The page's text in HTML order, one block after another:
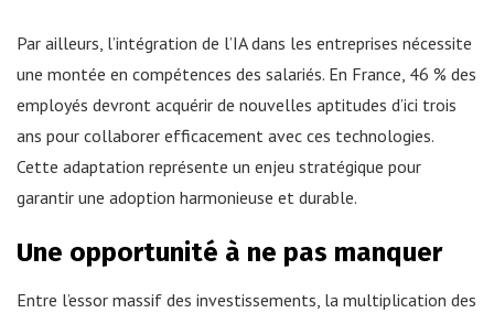
Par ailleurs, l’intégration de l’IA dans les entreprises nécessite
une montée en compétences des salariés. En France, 46 % des
employés devront acquérir de nouvelles aptitudes d’ici trois
ans pour collaborer efficacement avec ces technologies.
Cette adaptation représente un enjeu stratégique pour
garantir une adoption harmonieuse et durable.
Une opportunité à ne pas manquer
Entre l’essor massif des investissements, la multiplication des